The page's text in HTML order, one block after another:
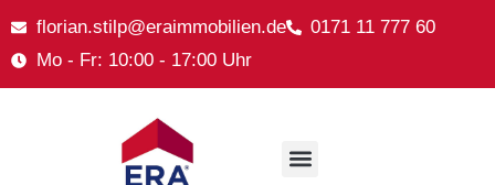
florian.stilp@eraimmobilien.de
0171 11 777 60
Mo - Fr: 10:00 - 17:00 Uhr